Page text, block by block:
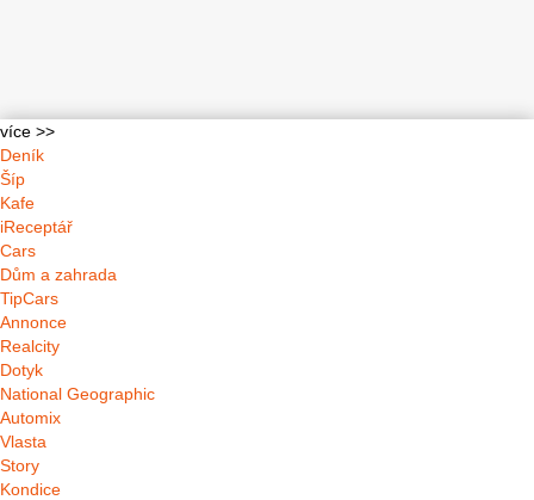
více >>
Deník
Šíp
Kafe
iReceptář
Cars
Dům a zahrada
TipCars
Annonce
Realcity
Dotyk
National Geographic
Automix
Vlasta
Story
Kondice